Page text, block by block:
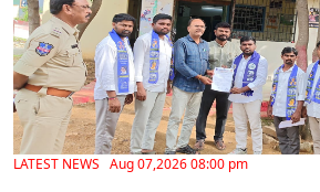
LATEST NEWS Aug 07,2026 08:00 pm